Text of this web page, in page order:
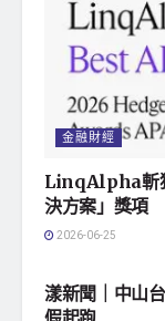
金融財經
LinqAlpha斬
決方案」獎項
2026-06-25
漾新聞｜中山